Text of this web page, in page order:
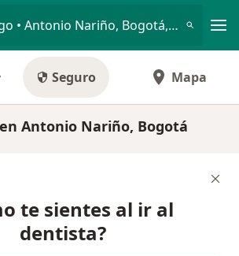
Odontólogo • Antonio Nariño, Bogotá, Cundinamarca
Seguro Mapa
Antonio Nariño, Bogotá
te sientes al ir al
dentista?